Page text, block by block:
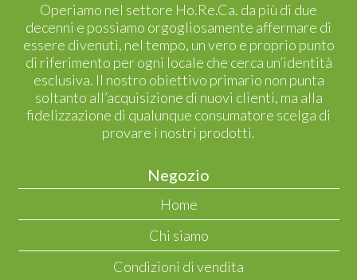
Operiamo nel settore Ho.Re.Ca. da più di due
decenni e possiamo orgogliosamente affermare di
essere divenuti, nel tempo, un vero e proprio punto
di riferimento per ogni locale che cerca un’identità
esclusiva. Il nostro obiettivo primario non punta
soltanto all’acquisizione di nuovi clienti, ma alla
fidelizzazione di qualunque consumatore scelga di
provare i nostri prodotti.
Negozio
Home
Chi siamo
Condizioni di vendita